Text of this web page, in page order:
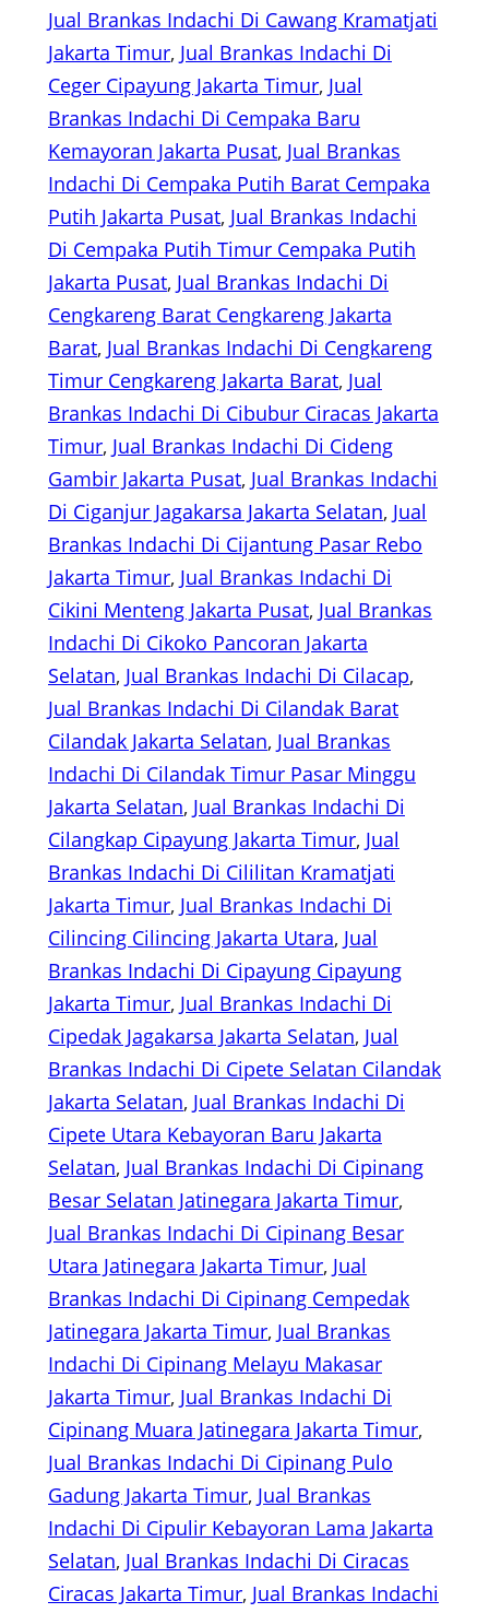
Jual Brankas Indachi Di Cawang Kramatjati
Jakarta Timur, Jual Brankas Indachi Di
Ceger Cipayung Jakarta Timur, Jual
Brankas Indachi Di Cempaka Baru
Kemayoran Jakarta Pusat, Jual Brankas
Indachi Di Cempaka Putih Barat Cempaka
Putih Jakarta Pusat, Jual Brankas Indachi
Di Cempaka Putih Timur Cempaka Putih
Jakarta Pusat, Jual Brankas Indachi Di
Cengkareng Barat Cengkareng Jakarta
Barat, Jual Brankas Indachi Di Cengkareng
Timur Cengkareng Jakarta Barat, Jual
Brankas Indachi Di Cibubur Ciracas Jakarta
Timur, Jual Brankas Indachi Di Cideng
Gambir Jakarta Pusat, Jual Brankas Indachi
Di Ciganjur Jagakarsa Jakarta Selatan, Jual
Brankas Indachi Di Cijantung Pasar Rebo
Jakarta Timur, Jual Brankas Indachi Di
Cikini Menteng Jakarta Pusat, Jual Brankas
Indachi Di Cikoko Pancoran Jakarta
Selatan, Jual Brankas Indachi Di Cilacap
Jual Brankas Indachi Di Cilandak Barat
Cilandak Jakarta Selatan, Jual Brankas
Indachi Di Cilandak Timur Pasar Minggu
Jakarta Selatan, Jual Brankas Indachi Di
Cilangkap Cipayung Jakarta Timur, Jual
Brankas Indachi Di Cililitan Kramatjati
Jakarta Timur, Jual Brankas Indachi Di
Cilincing Cilincing Jakarta Utara, Jual
Brankas Indachi Di Cipayung Cipayung
Jakarta Timur, Jual Brankas Indachi Di
Cipedak Jagakarsa Jakarta Selatan, Jual
Brankas Indachi Di Cipete Selatan Cilandak
Jakarta Selatan, Jual Brankas Indachi Di
Cipete Utara Kebayoran Baru Jakarta
Selatan, Jual Brankas Indachi Di Cipinang
Besar Selatan Jatinegara Jakarta Timur
Jual Brankas Indachi Di Cipinang Besar
Utara Jatinegara Jakarta Timur, Jual
Brankas Indachi Di Cipinang Cempedak
Jatinegara Jakarta Timur, Jual Brankas
Indachi Di Cipinang Melayu Makasar
Jakarta Timur, Jual Brankas Indachi Di
Cipinang Muara Jatinegara Jakarta Timur
Jual Brankas Indachi Di Cipinang Pulo
Gadung Jakarta Timur, Jual Brankas
Indachi Di Cipulir Kebayoran Lama Jakarta
Selatan, Jual Brankas Indachi Di Ciracas
Ciracas Jakarta Timur, Jual Brankas Indachi